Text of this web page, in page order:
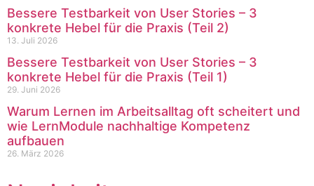
Bessere Testbarkeit von User Stories – 3
konkrete Hebel für die Praxis (Teil 2)
13. Juli 2026
Bessere Testbarkeit von User Stories – 3
konkrete Hebel für die Praxis (Teil 1)
29. Juni 2026
Warum Lernen im Arbeitsalltag oft scheitert und
wie LernModule nachhaltige Kompetenz
aufbauen
26. März 2026